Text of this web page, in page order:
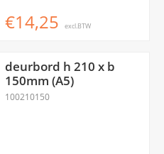
€14,25 excl.BTW
deurbord h 210 x b
150mm (A5)
100210150